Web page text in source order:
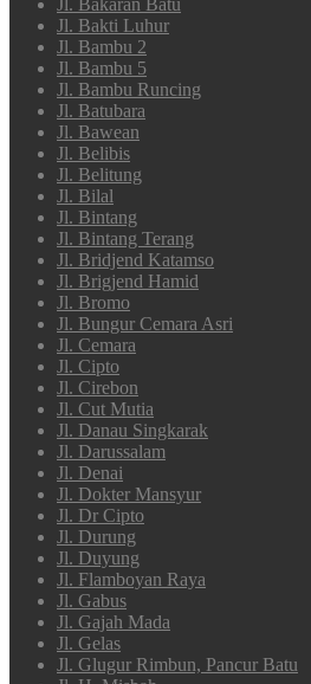
Jl. Bakaran Batu
Jl. Bakti Luhur
Jl. Bambu 2
Jl. Bambu 5
Jl. Bambu Runcing
Jl. Batubara
Jl. Bawean
Jl. Belibis
Jl. Belitung
Jl. Bilal
Jl. Bintang
Jl. Bintang Terang
Jl. Bridjend Katamso
Jl. Brigjend Hamid
Jl. Bromo
Jl. Bungur Cemara Asri
Jl. Cemara
Jl. Cipto
Jl. Cirebon
Jl. Cut Mutia
Jl. Danau Singkarak
Jl. Darussalam
Jl. Denai
Jl. Dokter Mansyur
Jl. Dr Cipto
Jl. Durung
Jl. Duyung
Jl. Flamboyan Raya
Jl. Gabus
Jl. Gajah Mada
Jl. Gelas
Jl. Glugur Rimbun, Pancur Batu